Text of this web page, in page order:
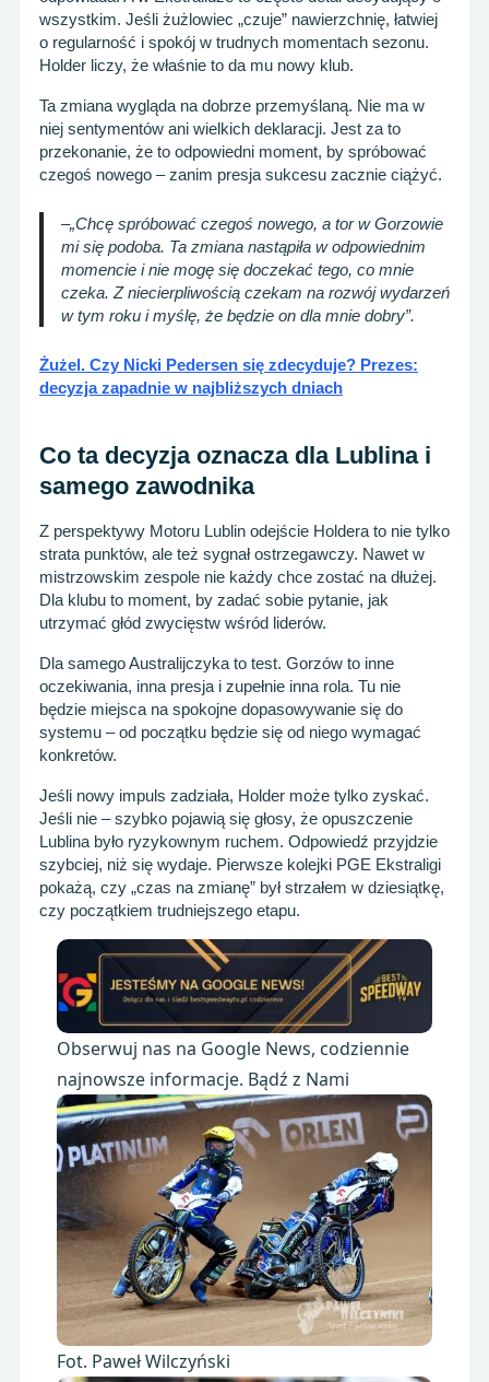
wszystkim. Jeśli żużlowiec „czuje” nawierzchnię, łatwiej
o regularność i spokój w trudnych momentach sezonu.
Holder liczy, że właśnie to da mu nowy klub.
Ta zmiana wygląda na dobrze przemyślaną. Nie ma w
niej sentymentów ani wielkich deklaracji. Jest za to
przekonanie, że to odpowiedni moment, by spróbować
czegoś nowego – zanim presja sukcesu zacznie ciążyć.
–„Chcę spróbować czegoś nowego, a tor w Gorzowie
mi się podoba. Ta zmiana nastąpiła w odpowiednim
momencie i nie mogę się doczekać tego, co mnie
czeka. Z niecierpliwością czekam na rozwój wydarzeń
w tym roku i myślę, że będzie on dla mnie dobry”.
Żużel. Czy Nicki Pedersen się zdecyduje? Prezes:
decyzja zapadnie w najbliższych dniach
Co ta decyzja oznacza dla Lublina i
samego zawodnika
Z perspektywy Motoru Lublin odejście Holdera to nie tylko
strata punktów, ale też sygnał ostrzegawczy. Nawet w
mistrzowskim zespole nie każdy chce zostać na dłużej.
Dla klubu to moment, by zadać sobie pytanie, jak
utrzymać głód zwycięstw wśród liderów.
Dla samego Australijczyka to test. Gorzów to inne
oczekiwania, inna presja i zupełnie inna rola. Tu nie
będzie miejsca na spokojne dopasowywanie się do
systemu – od początku będzie się od niego wymagać
konkretów.
Jeśli nowy impuls zadziała, Holder może tylko zyskać.
Jeśli nie – szybko pojawią się głosy, że opuszczenie
Lublina było ryzykownym ruchem. Odpowiedź przyjdzie
szybciej, niż się wydaje. Pierwsze kolejki PGE Ekstraligi
pokażą, czy „czas na zmianę” był strzałem w dziesiątkę,
czy początkiem trudniejszego etapu.
Obserwuj nas na Google News, codziennie
najnowsze informacje. Bądź z Nami
Fot. Paweł Wilczyński